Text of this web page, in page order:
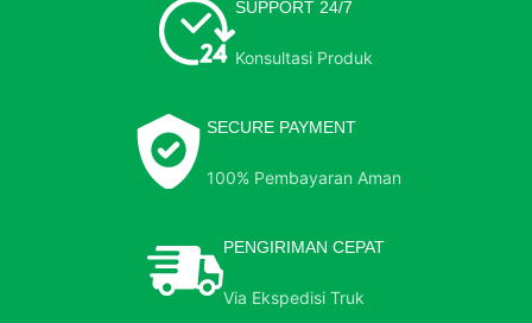
SUPPORT 24/7
Konsultasi Produk
SECURE PAYMENT
100% Pembayaran Aman
PENGIRIMAN CEPAT
Via Ekspedisi Truk